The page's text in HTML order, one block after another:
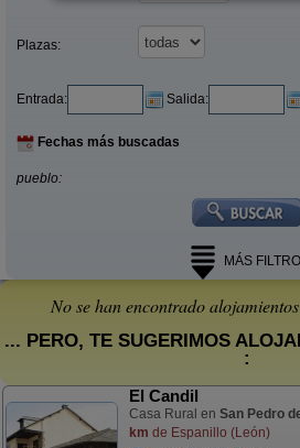
Plazas:
Entrada: Salida:
Fechas más buscadas
pueblo:
MÁS
No se han encontrado
... PERO, TE SUGERIMOS
:
El Candil
Casa Rural en San Pedro
km de Espanillo (León)